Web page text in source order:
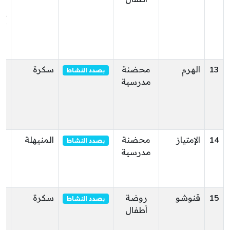
13
الهرم
محضنة
مدرسية
بصدد النشاط
سكرة
14
الإمتياز
محضنة
مدرسية
بصدد النشاط المنيهلة
15
قنوشو
روضة
أطفال
بصدد النشاط سكرة